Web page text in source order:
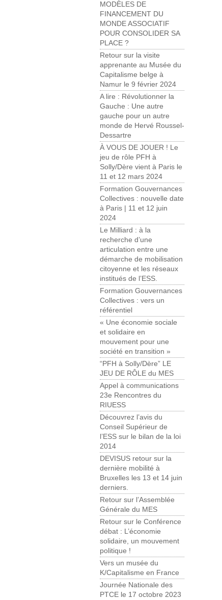
MODÈLES DE
FINANCEMENT DU
MONDE ASSOCIATIF
POUR CONSOLIDER SA
PLACE ?
Retour sur la visite
apprenante au Musée du
Capitalisme belge à
Namur le 9 février 2024
A lire : Révolutionner la
Gauche : Une autre
gauche pour un autre
monde de Hervé Roussel-
Dessartre
À VOUS DE JOUER ! Le
jeu de rôle PFH à
Solly/Dère vient à Paris le
11 et 12 mars 2024
Formation Gouvernances
Collectives : nouvelle date
à Paris | 11 et 12 juin
2024
Le Milliard : à la
recherche d’une
articulation entre une
démarche de mobilisation
citoyenne et les réseaux
institués de l’ESS.
Formation Gouvernances
Collectives : vers un
référentiel
« Une économie sociale
et solidaire en
mouvement pour une
société en transition »
“PFH à Solly/Dère” LE
JEU DE RÔLE du MES
Appel à communications
23e Rencontres du
RIUESS
Découvrez l’avis du
Conseil Supérieur de
l’ESS sur le bilan de la loi
2014
DEVISUS retour sur la
dernière mobilité à
Bruxelles les 13 et 14 juin
derniers.
Retour sur l’Assemblée
Générale du MES
Retour sur le Conférence
débat : L’économie
solidaire, un mouvement
politique !
Vers un musée du
K/Capitalisme en France
Journée Nationale des
PTCE le 17 octobre 2023